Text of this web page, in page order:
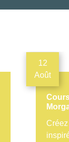
12
Août